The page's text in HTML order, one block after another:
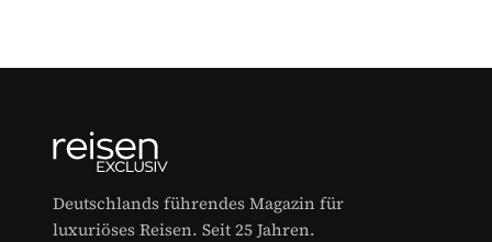
Deutschlands führendes Magazin für
luxuriöses Reisen. Seit 25 Jahren.